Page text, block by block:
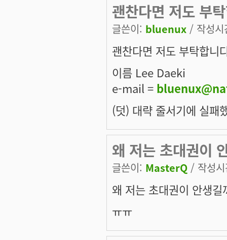
괜찬다면 저도 부
글쓴이: bluenux / 작성
괜찬다면 저도 부탁합니
이름 Lee Daeki
e-mail =
(덧) 대략 줄서기에 실패
왜 저는 초대권이
글쓴이: MasterQ / 작성
왜 저는 초대권이 안생
ㅠㅠ